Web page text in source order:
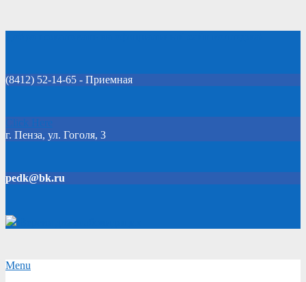
(8412) 52-14-65 - Приемная
Click Here
г. Пенза, ул. Гоголя, 3
pedk@bk.ru
Secondary
Menu